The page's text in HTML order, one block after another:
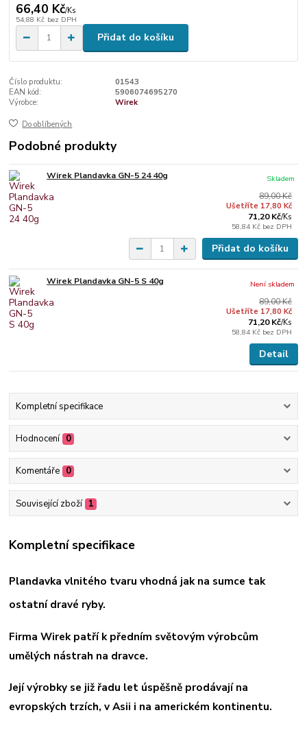
66,40 Kč/Ks
54,88 Kč bez DPH
Přidat do košíku
Číslo produktu:
01543
EAN kód:
5906074695270
Výrobce:
Wirek
Do oblíbených
Podobné produkty
Wirek Plandavka GN-5 24 40g
89,00 Kč
Ušetříte 17,80 Kč
71,20 Kč/Ks
58,84 Kč bez DPH
Skladem
Přidat do košíku
Wirek Plandavka GN-5 S 40g
89,00 Kč
Ušetříte 17,80 Kč
71,20 Kč/Ks
58,84 Kč bez DPH
Není skladem
Detail
Kompletní specifikace
Hodnocení 0
Komentáře 0
Související zboží 1
Kompletní specifikace
Plandavka vlnitého tvaru vhodná jak na sumce tak
ostatní dravé ryby.
Firma Wirek patří k předním světovým výrobcům
umělých nástrah na dravce.
Její výrobky se již řadu let úspěšně prodávají na
evropských trzích, v Asii i na americkém kontinentu.